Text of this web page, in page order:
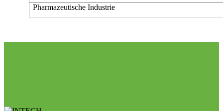
Pharmazeutische Industrie